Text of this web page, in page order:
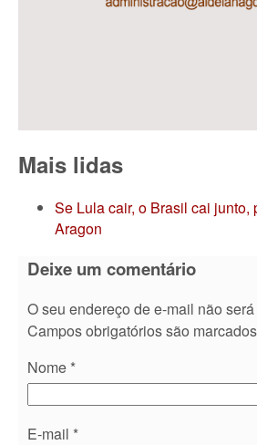
Mais lidas
Se Lula cair, o Brasil cai junto,
Aragon
Deixe um comentário
O seu endereço de e-mail não
Campos obrigatórios são
Nome *
E-mail *